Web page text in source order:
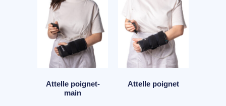
Attelle poignet-
main
Attelle poignet